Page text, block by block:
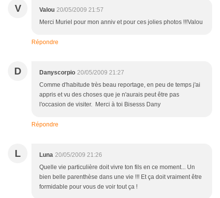
V Valou 20/05/2009 21:57
Merci Muriel pour mon anniv et pour ces jolies photos !!!Valou
Répondre
D Danyscorpio 20/05/2009 21:27
Comme d'habitude très beau reportage, en peu de temps j'ai
appris et vu des choses que je n'aurais peut être pas
l'occasion de visiter. Merci à toi Bisesss Dany
Répondre
L Luna 20/05/2009 21:26
Quelle vie particulière doit vivre ton fils en ce moment... Un
bien belle parenthèse dans une vie !!! Et ça doit vraiment être
formidable pour vous de voir tout ça !